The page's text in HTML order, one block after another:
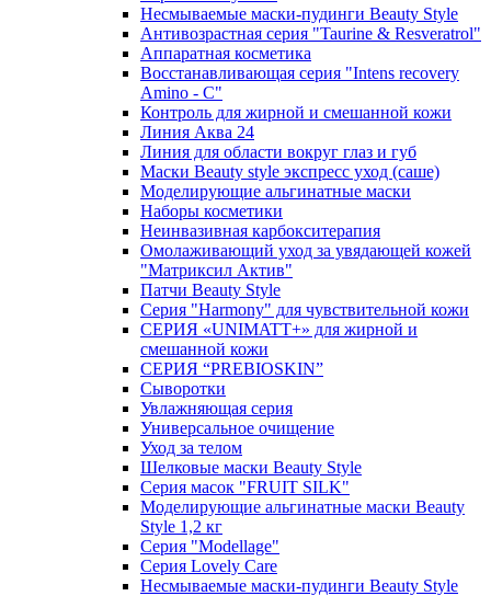
Несмываемые маски-пудинги Beauty Style
Антивозрастная серия "Taurine & Resveratrol"
Аппаратная косметика
Восстанавливающая серия "Intens recovery
Amino - C"
Контроль для жирной и смешанной кожи
Линия Аква 24
Линия для области вокруг глаз и губ
Маски Beauty style экспресс уход (саше)
Моделирующие альгинатные маски
Наборы косметики
Неинвазивная карбокситерапия
Омолаживающий уход за увядающей кожей
"Матриксил Актив"
Патчи Beauty Style
Серия "Harmony" для чувствительной кожи
СЕРИЯ «UNIMATT+» для жирной и
смешанной кожи
СЕРИЯ “PREBIOSKIN”
Сыворотки
Увлажняющая серия
Универсальное очищение
Уход за телом
Шелковые маски Beauty Style
Серия масок "FRUIT SILK"
Моделирующие альгинатные маски Beauty
Style 1,2 кг
Серия "Modellage"
Cерия Lovely Care
Несмываемые маски-пудинги Beauty Style